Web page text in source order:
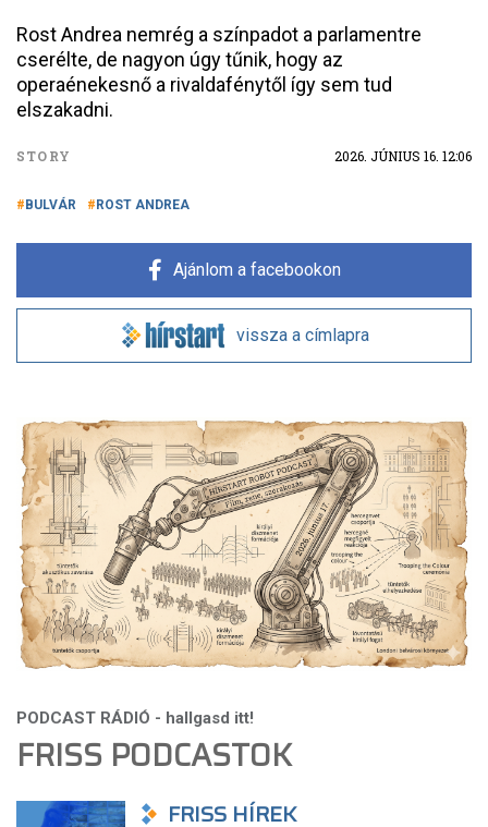
Rost Andrea nemrég a színpadot a parlamentre
cserélte, de nagyon úgy tűnik, hogy az
operaénekesnő a rivaldafénytől így sem tud
elszakadni.
STORY 2026. JÚNIUS 16. 12:06
BULVÁR ROST ANDREA
Ajánlom a facebookon
vissza a címlapra
FRISS PODCASTOK
FRISS HÍREK